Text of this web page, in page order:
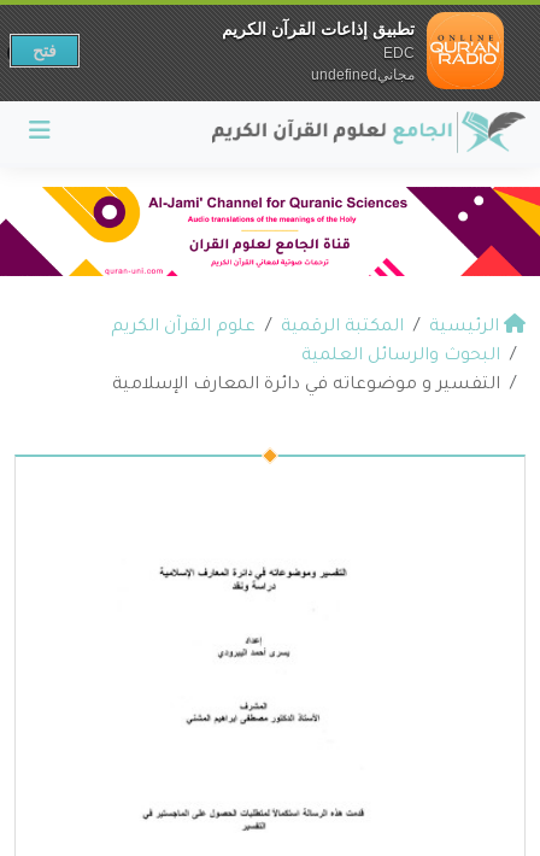
الرئيسية المكتبة الرقمية
علوم القرآن الكريم
البحوث والرسائل العلمية
التفسير و موضوعاته في دائرة المعارف الإسلامية
تطبيق إذاعات القرآن الكريم
EDC
مجانيundefined
فتح